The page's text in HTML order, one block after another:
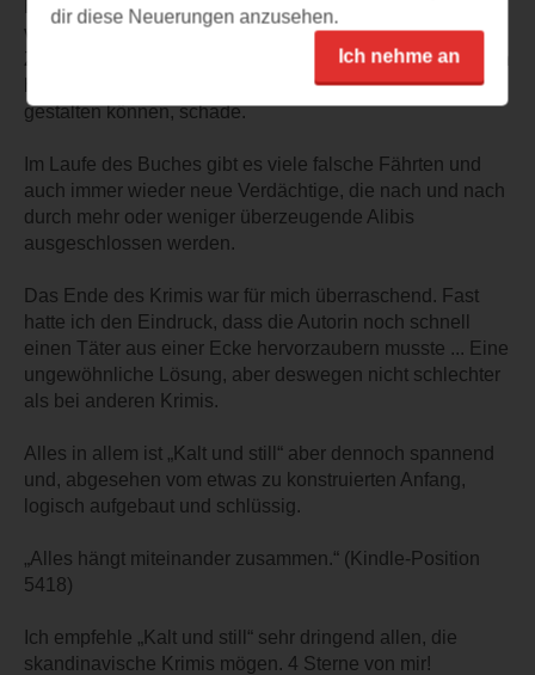
Bürokratielandschaft nur schwierig bis gar nicht
vorstellbar ist, hat es mir großen Spaß gemacht, das
Zusammenwachsen des Teams zu beobachten. Dennoch
hätte man den Serieneinstieg ein wenig realistischer
gestalten können, schade.
Im Laufe des Buches gibt es viele falsche Fährten und
auch immer wieder neue Verdächtige, die nach und nach
durch mehr oder weniger überzeugende Alibis
ausgeschlossen werden.
Das Ende des Krimis war für mich überraschend. Fast
hatte ich den Eindruck, dass die Autorin noch schnell
einen Täter aus einer Ecke hervorzaubern musste ... Eine
ungewöhnliche Lösung, aber deswegen nicht schlechter
als bei anderen Krimis.
Alles in allem ist „Kalt und still“ aber dennoch spannend
und, abgesehen vom etwas zu konstruierten Anfang,
logisch aufgebaut und schlüssig.
„Alles hängt miteinander zusammen.“ (Kindle-Position
5418)
Ich empfehle „Kalt und still“ sehr dringend allen, die
skandinavische Krimis mögen. 4 Sterne von mir!
dir diese Neuerungen anzusehen.
Ich nehme an